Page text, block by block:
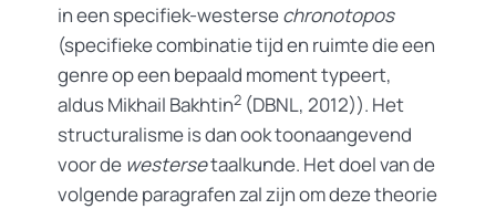
in een specifiek-westersechronotopos
(specifieke combinatie tijd en ruimte die een
genre op een bepaald moment typeert,
aldus Mikhail Bakhtin2 (DBNL, 2012)). Het
structuralisme is dan ook toonaangevend
voor de westersetaalkunde. Het doel van de
volgende paragrafen zal zijn om deze theorie